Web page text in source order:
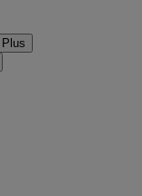
Plus